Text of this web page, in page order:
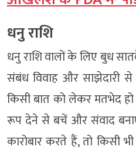
धनु राशि
धनु राशि वालों के लिए बुध
संबंध विवाह और साझेदारी
किसी बात को लेकर मतभेद
रूप देने से बचें और संवाद
कारोबार करते हैं, तो किसी